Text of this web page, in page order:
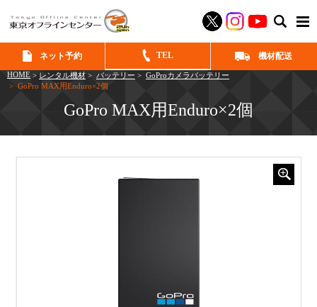
ネット予約 TEL 機材配送
HOME > レンタル機材 > バッテリー > GoProカメラバッテリー
> GoPro MAX用Enduro×2個
GoPro MAX用Enduro×2個